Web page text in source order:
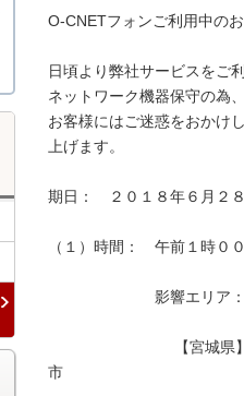
O-CNETフォンご利用中の
日頃より弊社サービスをご
ネットワーク機器保守の為
お客様にはご迷惑をおかけ
上げます。
期日：　２０１８年６月２
（１）時間：　午前１時０
影響エリア：　下記
【宮城県】　